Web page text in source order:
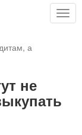
а
не